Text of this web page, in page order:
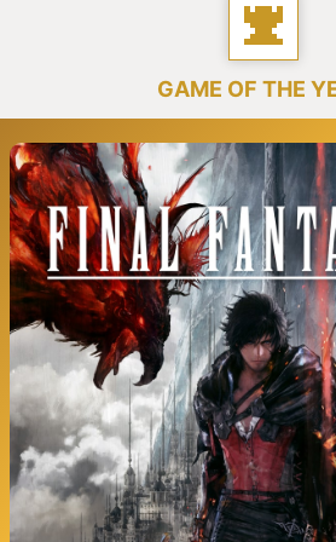
GAME OF THE